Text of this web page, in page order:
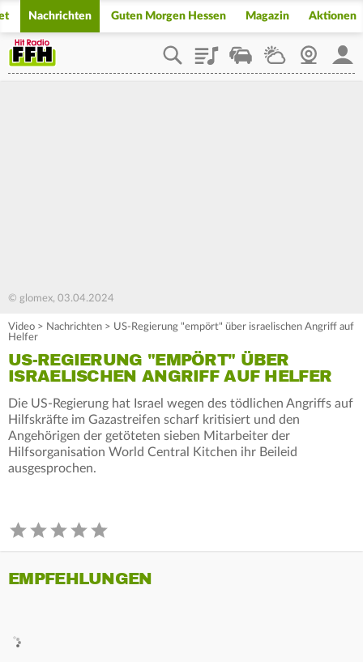
Nachrichten Guten Morgen Hessen Magazin Aktionen
PlaylistStaupilotWetterWebcam
© glomex, 03.04.2024
Video > Nachrichten > US-Regierung "empört" über israelischen Angriff auf
Helfer
US-REGIERUNG "EMPÖRT" ÜBER
ISRAELISCHEN ANGRIFF AUF HELFER
Die US-Regierung hat Israel wegen des tödlichen Angriffs auf
Hilfskräfte im Gazastreifen scharf kritisiert und den
Angehörigen der getöteten sieben Mitarbeiter der
Hilfsorganisation World Central Kitchen ihr Beileid
ausgesprochen.
EMPFEHLUNGEN